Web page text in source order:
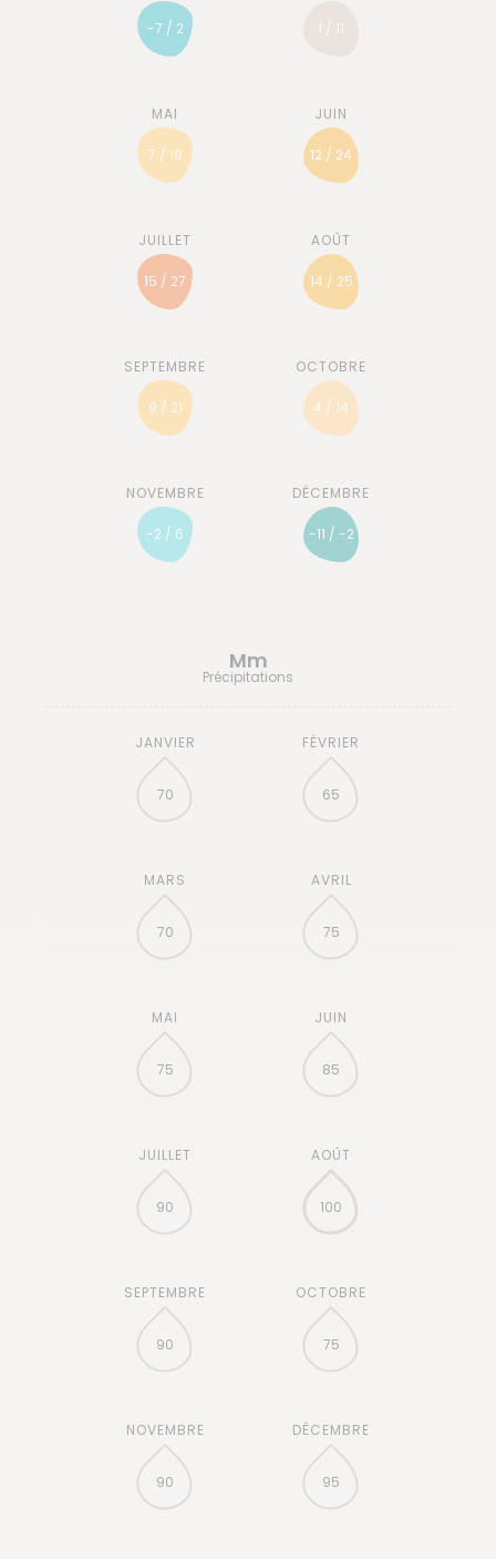
-7 / 2 1 / 11
7 / 19 12 / 24
15 / 27 14 / 25
9 / 21 4 / 14
-2 / 6 -11 / -2
Mm
Précipitations
70 65
70 75
75 85
90 100
90 75
90 95